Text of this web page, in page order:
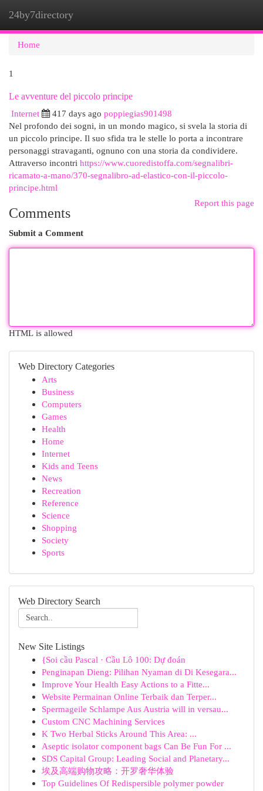
24by7directory
Home
1
Le avventure del piccolo principe
Internet
417 days ago poppiegias901498
Nel profondo dei sogni, in un mondo magico, si svela la storia di
un piccolo principe. Il suo sfida tra le stelle lo porta a incontrare
personaggi stravaganti, ognuno con una storia da condividere.
Attraverso incontri https://www.cuoredistoffa.com/segnalibri-
ricamato-a-mano/370-segnalibro-ad-elastico-con-il-piccolo-
principe.html
Report this page
Comments
Submit a Comment
HTML is allowed
Web Directory Categories
Arts
Business
Computers
Games
Health
Home
Internet
Kids and Teens
News
Recreation
Reference
Science
Shopping
Society
Sports
Web Directory Search
New Site Listings
{Soi cầu Pascal · Cầu Lô 100: Dự đoán
Penginapan Dieng: Pilihan Nyaman di Di Kesegara...
Improve Your Health Easy Actions to a Fitte...
Website Permainan Online Terbaik dan Terper...
Spermageile Schlampe Aus Austria will in versau...
Custom CNC Machining Services
K Two Herbal Sticks Around This Area: ...
Aseptic isolator component bags Can Be Fun For ...
SDS Capital Group: Leading Social and Planetary...
埃及高端购物攻略：开罗奢华体验
Top Guidelines Of Redispersible polymer powder